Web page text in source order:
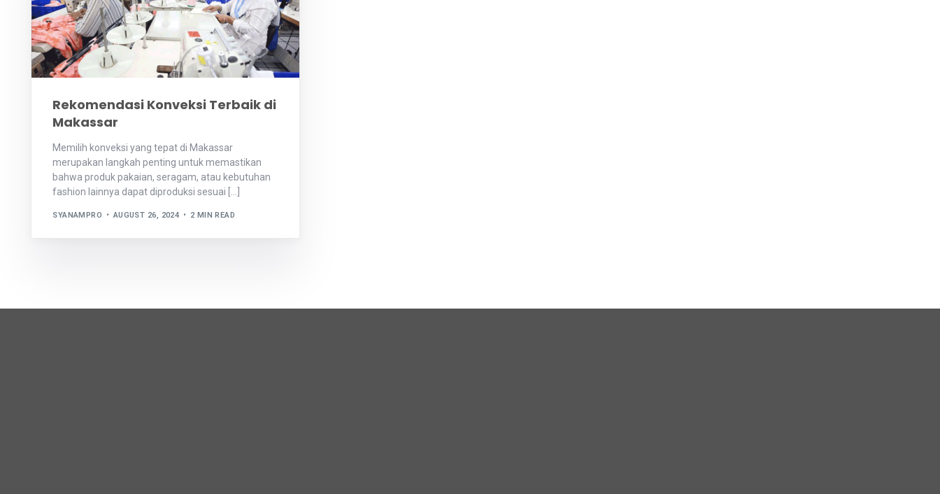
Rekomendasi Konveksi Terbaik di
Makassar
Memilih konveksi yang tepat di Makassar
merupakan langkah penting untuk memastikan
bahwa produk pakaian, seragam, atau kebutuhan
fashion lainnya dapat diproduksi sesuai […]
SYANAMPRO AUGUST 26, 2024 2 MIN READ